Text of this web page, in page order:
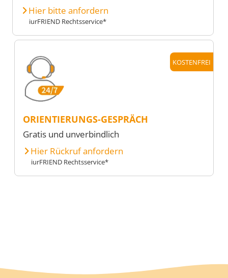
Hier bitte anfordern
iurFRIEND Rechtsservice*
KOSTENFREI
ORIENTIERUNGS-GESPRÄCH
Gratis und unverbindlich
Hier Rückruf anfordern
iurFRIEND Rechtsservice*